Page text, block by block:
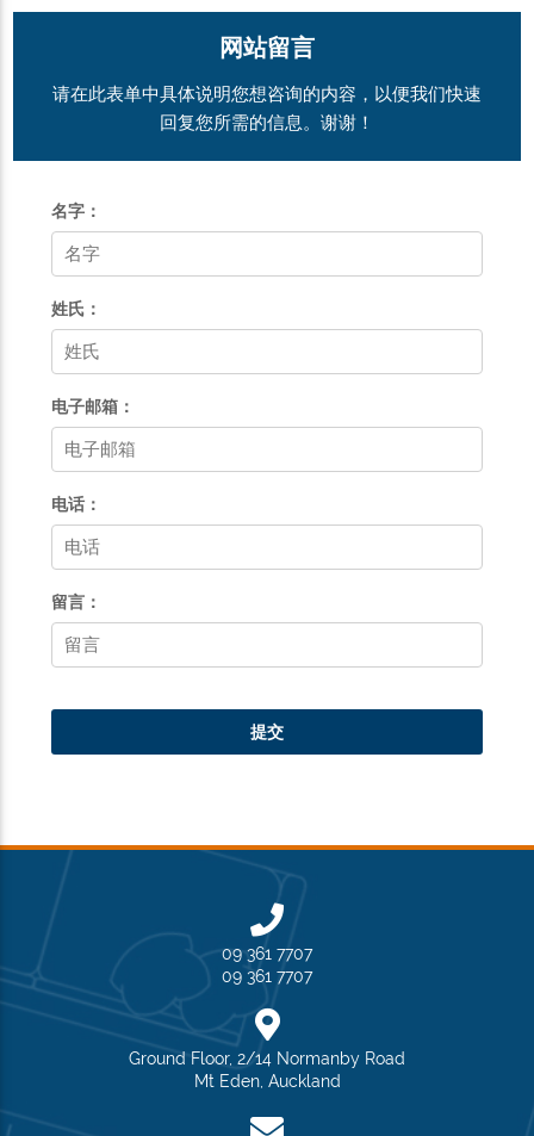
09 361 7707
09 361 7707
Ground Floor, 2/14 Normanby Road
Mt Eden, Auckland